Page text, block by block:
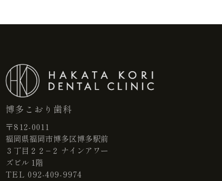
博多こおり歯科
〒812-0011
福岡県福岡市博多区博多駅前
３丁目２２−２ ナインアワー
ズビル 1階
TEL092-409-9974